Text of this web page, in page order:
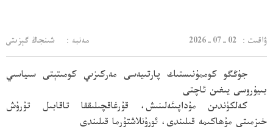
2026-07-02 ：ۋاقىت مەنبە： شىنجاڭ گېزىتى
جۇڭگو كوممۇنىستىك پارتىيەسى مەركىزىي كومىتېتى سىياسىي
بىيۇروسى يىغىن ئاچتى
كەلكۈندىن مۇداپىئەلىنىش، قۇرغاقچىلىققا تاقابىل تۇرۇش
خىزمىتى مۇھاكىمە قىلىندى، ئورۇنلاشتۇرما قىلىندى